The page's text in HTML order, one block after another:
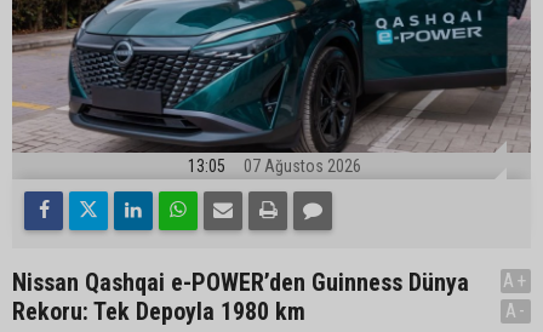
13:05 07 Ağustos 2026
Nissan Qashqai e-POWER’den Guinness Dünya
Rekoru: Tek Depoyla 1980 km
A+
A-